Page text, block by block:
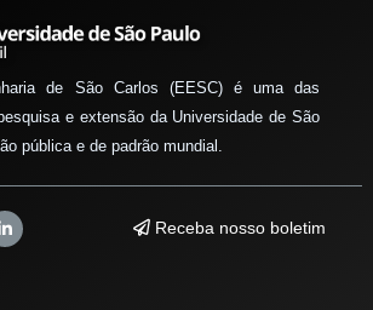
de São Carlos (EESC) é uma das
e extensão da Universidade de São
pública e de padrão mundial.
Receba nosso boletim